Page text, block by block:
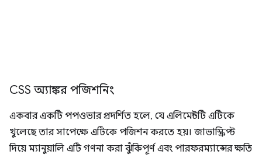
CSS অ্যাঙ্কর পজিশনিং
একবার একটি পপওভার প্রদর্শিত হলে, যে এলিমেন্টটি এটিকে
খুলেছে তার সাপেক্ষে এটিকে পজিশন করতে হয়। জাভাস্ক্রিপ্ট
দিয়ে ম্যানুয়ালি এটি গণনা করা ঝুঁকিপূর্ণ এবং পারফরম্যান্সের ক্ষতি